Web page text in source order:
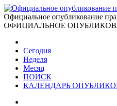
Официальное опубликование
ОФИЦИАЛЬНОЕ
Сегодня
Неделя
Месяц
ПОИСК
КАЛЕНДАРЬ